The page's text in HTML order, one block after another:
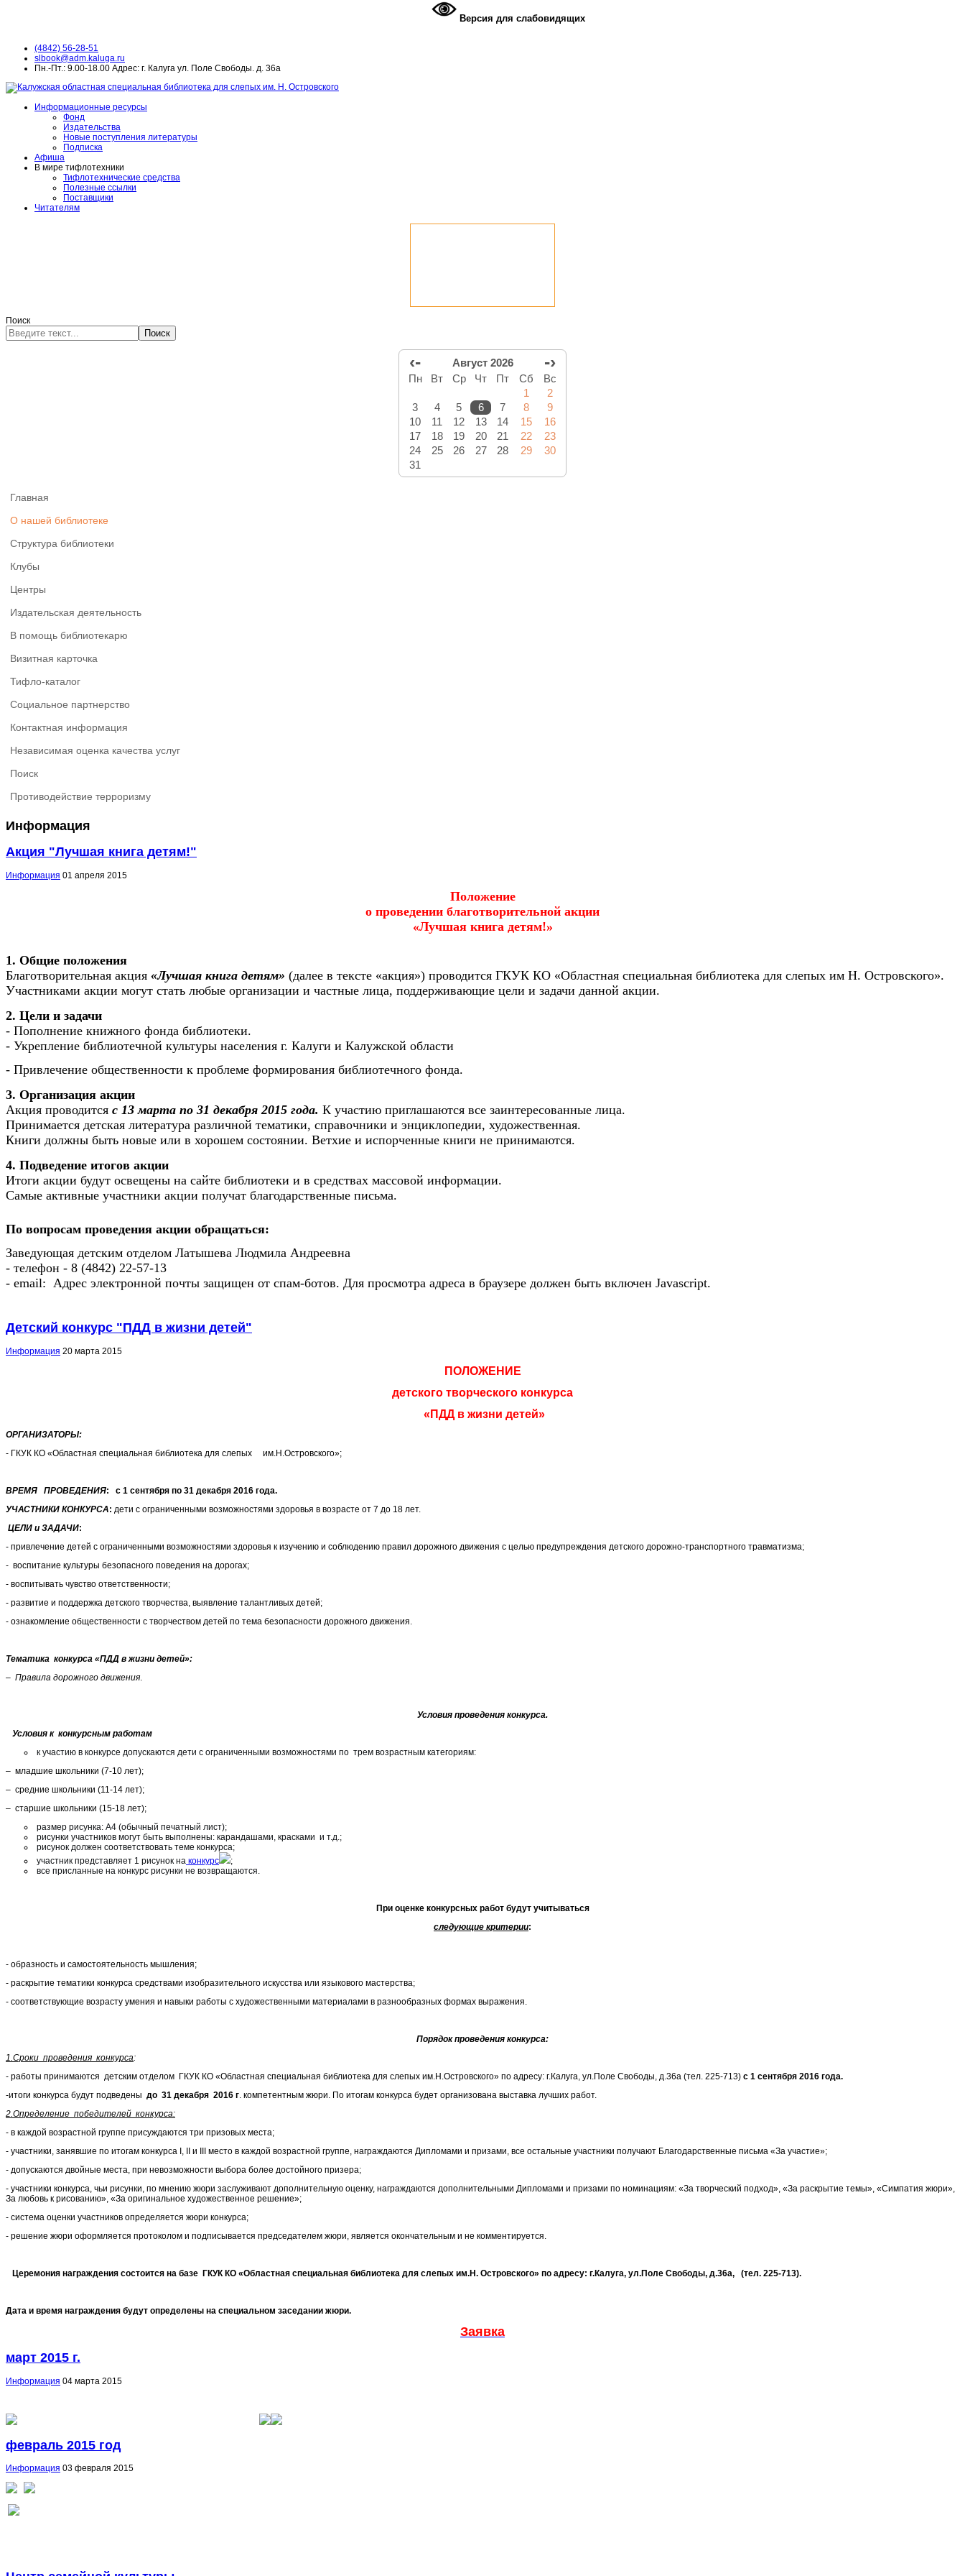
Версия для слабовидящих
(4842) 56-28-51
slbook@adm.kaluga.ru
Пн.-Пт.: 9.00-18.00 Адрес: г. Калуга ул. Поле Свободы. д. 36а
Информационные ресурсы
Фонд
Издательства
Новые поступления литературы
Подписка
Афиша
В мире тифлотехники
Тифлотехнические средства
Полезные ссылки
Поставщики
Читателям
Поиск
Поиск
‹- Август 2026 -›
Пн Вт Ср Чт Пт Сб
Вс
1
2
3
4 5 6 7 8
9
10
11 12 13 14 15
16
17
18 19 20 21 22
23
24
25 26 27 28 29
30
31
Главная
О нашей библиотеке
Структура библиотеки
Клубы
Центры
Издательская деятельность
В помощь библиотекарю
Визитная карточка
Тифло-каталог
Социальное партнерство
Контактная информация
Независимая оценка качества услуг
Поиск
Противодействие терроризму
Информация
Акция "Лучшая книга детям!"
Информация 01 апреля 2015
Положение
о проведении благотворительной акции
«Лучшая книга детям!»
1. Общие положения
Благотворительная акция «Лучшая книга детям» (далее в тексте «акция») проводится ГКУК КО «Областная специальная библиотека для слепых им Н. Островского».
Участниками акции могут стать любые организации и частные лица, поддерживающие цели и задачи данной акции.
2. Цели и задачи
- Пополнение книжного фонда библиотеки.
- Укрепление библиотечной культуры населения г. Калуги и Калужской области
- Привлечение общественности к проблеме формирования библиотечного фонда.
3. Организация акции
Акция проводится с 13 марта по 31 декабря 2015 года. К участию приглашаются все заинтересованные лица.
Принимается детская литература различной тематики, справочники и энциклопедии, художественная.
Книги должны быть новые или в хорошем состоянии. Ветхие и испорченные книги не принимаются.
4. Подведение итогов акции
Итоги акции будут освещены на сайте библиотеки и в средствах массовой информации.
Самые активные участники акции получат благодарственные письма.
По вопросам проведения акции обращаться:
Заведующая детским отделом Латышева Людмила Андреевна
- телефон - 8 (4842) 22-57-13
- email: Адрес электронной почты защищен от спам-ботов. Для просмотра адреса в браузере должен быть включен Javascript.
Детский конкурс "ПДД в жизни детей"
Информация 20 марта 2015
ПОЛОЖЕНИЕ
детского творческого конкурса
«ПДД в жизни детей»
ОРГАНИЗАТОРЫ:
- ГКУК КО «Областная специальная библиотека для слепых им.Н.Островского»;
ВРЕМЯ ПРОВЕДЕНИЯ:
с 1 сентября по 31 декабря 2016 года.
УЧАСТНИКИ КОНКУРСА: дети с ограниченными возможностями здоровья в возрасте от 7 до 18 лет.
ЦЕЛИ и ЗАДАЧИ:
- привлечение детей с ограниченными возможностями здоровья к изучению и соблюдению правил дорожного движения с целью предупреждения детского дорожно-транспортного травматизма;
- воспитание культуры безопасного поведения на дорогах;
- воспитывать чувство ответственности;
- развитие и поддержка детского творчества, выявление талантливых детей;
- ознакомление общественности с творчеством детей по тема безопасности дорожного движения.
Тематика конкурса «ПДД в жизни детей»:
– Правила дорожного движения
Условия проведения конкурса.
Условия к конкурсным работам
к участию в конкурсе допускаются дети с ограниченными возможностями по трем возрастным категориям:
– младшие школьники (7-10 лет);
– средние школьники (11-14 лет);
– старшие школьники (15-18 лет);
размер рисунка: А4 (обычный печатный лист);
рисунки участников могут быть выполнены: карандашами, красками и т.д.;
рисунок должен соответствовать теме конкурса;
участник представляет 1 рисунок на конкурс
;
все присланные на конкурс рисунки не возвращаются.
При оценке конкурсных работ будут учитываться
следующие критерии:
- образность и самостоятельность мышления;
- раскрытие тематики конкурса средствами изобразительного искусства или языкового мастерства;
- соответствующие возрасту умения и навыки работы с художественными материалами в разнообразных формах выражения.
Порядок проведения конкурса:
1.Сроки проведения конкурса:
- работы принимаются детским отделом ГКУК КО «Областная специальная библиотека для слепых им.Н.Островского» по адресу: г.Калуга, ул.Поле Свободы, д.36а (тел. 225-713) с 1 сентября 2016 года.
-итоги конкурса будут подведены до 31 декабря 2016 г . компетентным жюри. По итогам конкурса будет организована выставка лучших работ.
2.Определение победителей конкурса:
- в каждой возрастной группе присуждаются три призовых места;
- участники, занявшие по итогам конкурса I, II и III место в каждой возрастной группе, награждаются Дипломами и призами, все остальные участники получают Благодарственные письма «За участие»;
- допускаются двойные места, при невозможности выбора более достойного призера;
- участники конкурса, чьи рисунки, по мнению жюри заслуживают дополнительную оценку, награждаются дополнительными Дипломами и призами по номинациям: «За творческий подход», «За раскрытие темы», «Симпатия жюри»,
За любовь к рисованию», «За оригинальное художественное решение»;
- система оценки участников определяется жюри конкурса;
- решение жюри оформляется протоколом и подписывается председателем жюри, является окончательным и не комментируется.
Церемония награждения состоится на базе ГКУК КО «Областная специальная библиотека для слепых им.Н. Островского» по адресу: г.Калуга, ул.Поле Свободы, д.36а, (тел. 225-713).
Дата и время награждения будут определены на специальном заседании жюри.
Заявка
март 2015 г.
Информация 04 марта 2015
февраль 2015 год
Информация 03 февраля 2015